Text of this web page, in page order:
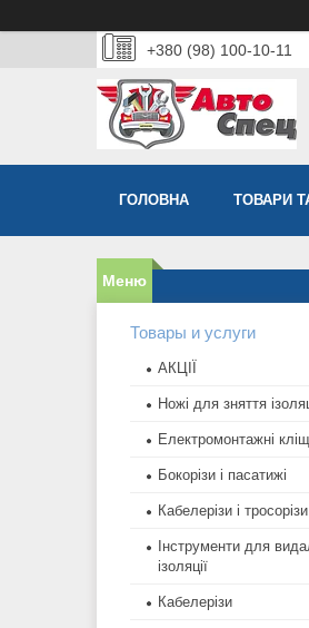
+380 (98) 100-10-11
ГОЛОВНА ТОВАРИ
Товары и услуги
АКЦІЇ
Ножі для зняття
Електромонтажні
Бокорізи і пасатижі
Кабелерізи і тросорізи
Інструменти для
ізоляції
Кабелерізи